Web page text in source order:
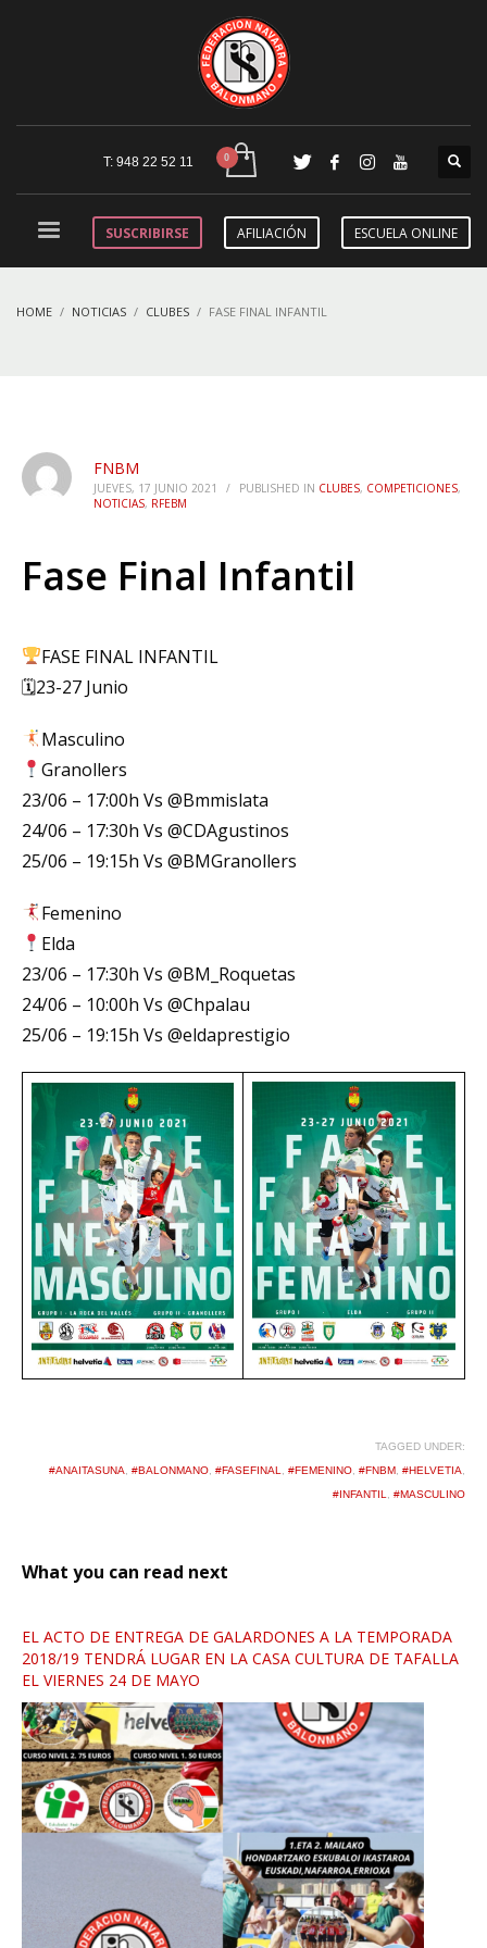
T: 948 22 52 11
SUSCRIBIRSE AFILIACIÓN ESCUELA ONLINE
HOME NOTICIAS CLUBES FASE FINAL INFANTIL
FNBM
JUEVES, 17 JUNIO 2021 / PUBLISHED IN CLUBES, COMPETICIONES,
NOTICIAS, RFEBM
Fase Final Infantil
FASE FINAL INFANTIL
🗓23-27 Junio
Masculino
Granollers
23/06 – 17:00h Vs @Bmmislata
24/06 – 17:30h Vs @CDAgustinos
25/06 – 19:15h Vs @BMGranollers
Femenino
Elda
23/06 – 17:30h Vs @BM_Roquetas
24/06 – 10:00h Vs @Chpalau
25/06 – 19:15h Vs @eldaprestigio
TAGGED UNDER:
#ANAITASUNA
#BALONMANO #FASEFINAL #FEMENINO #FNBM #HELVETIA
#INFANTIL
#MASCULINO
What you can read next
EL ACTO DE ENTREGA DE GALARDONES A LA TEMPORADA
2018/19 TENDRÁ LUGAR EN LA CASA CULTURA DE TAFALLA
EL VIERNES 24 DE MAYO